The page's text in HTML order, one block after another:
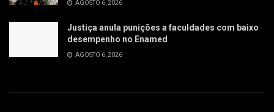
AGOSTO 6, 2026
Justiça anula punições a faculdades com baixo
desempenho no Enamed
AGOSTO 6, 2026